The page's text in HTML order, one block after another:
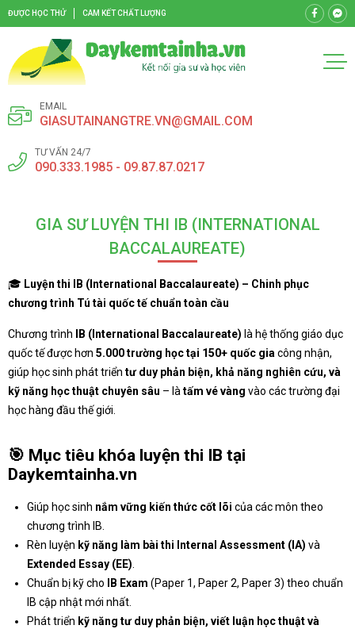
ĐƯỢC HỌC THỬ CAM KẾT CHẤT LƯỢNG
EMAIL
GIASUTAINANGTRE.VN@GMAIL.COM
TƯ VẤN 24/7
090.333.1985 - 09.87.87.0217
GIA SƯ LUYỆN THI IB (INTERNATIONAL
BACCALAUREATE)
🎓 Luyện thi IB (International Baccalaureate) – Chinh phục
chương trình Tú tài quốc tế chuẩn toàn cầu
Chương trình IB (International Baccalaureate) là hệ thống giáo dục
quốc tế được hơn 5.000 trường học tại 150+ quốc gia công nhận,
giúp học sinh phát triển tư duy phản biện, khả năng nghiên cứu, và
kỹ năng học thuật chuyên sâu – là tấm vé vàng vào các trường đại
học hàng đầu thế giới.
🎯 Mục tiêu khóa luyện thi IB tại
Daykemtainha.vn
Giúp học sinh nắm vững kiến thức cốt lõi của các môn theo
chương trình IB.
Rèn luyện kỹ năng làm bài thi Internal Assessment (IA) và
Extended Essay (EE)
Chuẩn bị kỹ cho
IB Exam (Paper 1, Paper 2, Paper 3) theo chuẩn
IB cập nhật mới nhất.
Phát triển kỹ năng tư duy phản biện, viết luận học thuật và